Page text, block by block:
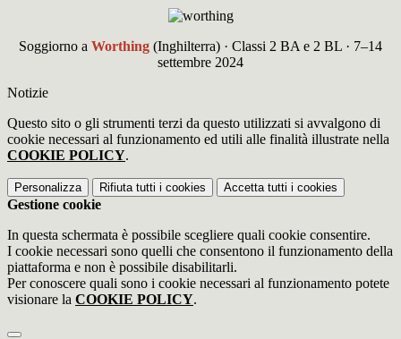
Soggiorno a Worthing (Inghilterra) · Classi 2 BA e 2 BL · 7–14
settembre 2024
Notizie
Questo sito o gli strumenti terzi da questo utilizzati si avvalgono di
cookie necessari al funzionamento ed utili alle finalità illustrate nella
COOKIE POLICY.
Personalizza Rifiuta tutti i cookies Accetta tutti i cookies
Gestione cookie
In questa schermata è possibile scegliere quali cookie consentire.
I cookie necessari sono quelli che consentono il funzionamento della
piattaforma e non è possibile disabilitarli.
Per conoscere quali sono i cookie necessari al funzionamento potete
visionare la COOKIE POLICY.